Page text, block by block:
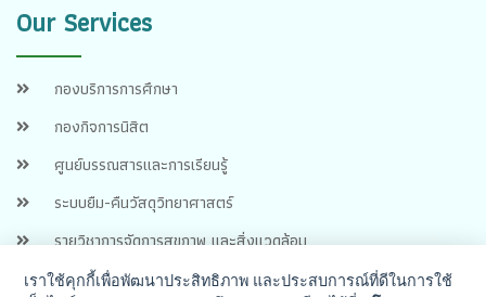
Our Services
กองบริการการศึกษา
กองกิจการนิสิต
ศูนย์บรรณสารและการเรียนรู้
ระบบยืม-คืนวัสดุวิทยาศาสตร์
รายวิชาการจัดการสุขภาพ และสิ่งแวดล้อม
เราใช้คุกกี้เพื่อพัฒนาประสิทธิภาพ และประสบการณ์ที่ดีในการใช้